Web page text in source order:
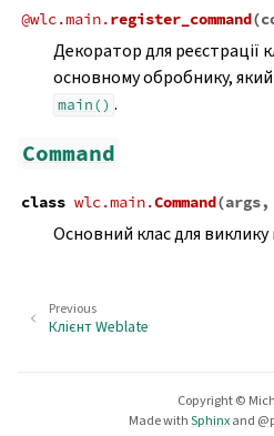
@wlc.main.register_command(
Декоратор для реєстрації
основному обробнику,
main() .
Command
class wlc.main.Command(args,
Основний клас для виклику
Previous
Клієнт Weblate
Copyright ©
Made withSphinxand